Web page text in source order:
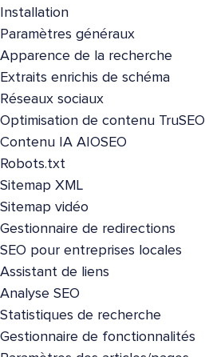
Installation
Paramètres généraux
Apparence de la recherche
Extraits enrichis de schéma
Réseaux sociaux
Optimisation de contenu TruSEO
Contenu IA AIOSEO
Robots.txt
Sitemap XML
Sitemap vidéo
Gestionnaire de redirections
SEO pour entreprises locales
Assistant de liens
Analyse SEO
Statistiques de recherche
Gestionnaire de fonctionnalités